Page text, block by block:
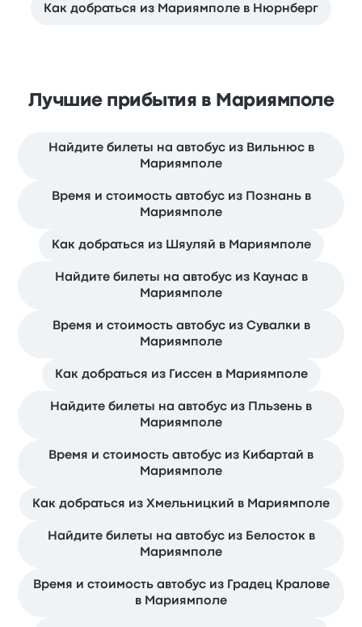
Как добраться из Мариямполе в Нюрнберг
Лучшие прибытия в Мариямполе
Найдите билеты на автобус из Вильнюс в
Мариямполе
Время и стоимость автобус из Познань в
Мариямполе
Как добраться из Шяуляй в Мариямполе
Найдите билеты на автобус из Каунас в
Мариямполе
Время и стоимость автобус из Сувалки в
Мариямполе
Как добраться из Гиссен в Мариямполе
Найдите билеты на автобус из Пльзень в
Мариямполе
Время и стоимость автобус из Кибартай в
Мариямполе
Как добраться из Хмельницкий в Мариямполе
Найдите билеты на автобус из Белосток в
Мариямполе
Время и стоимость автобус из Градец Кралове
в Мариямполе